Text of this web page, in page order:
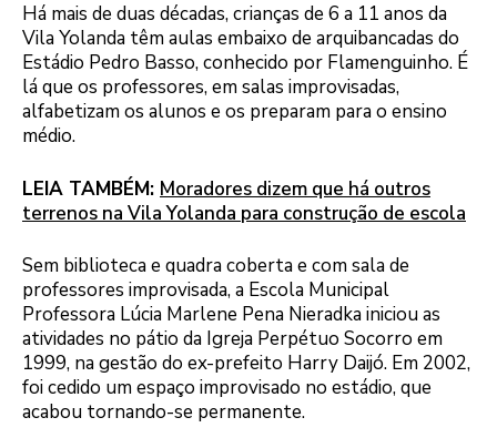
Há mais de duas décadas, crianças de 6 a 11 anos da
Vila Yolanda têm aulas embaixo de arquibancadas do
Estádio Pedro Basso, conhecido por Flamenguinho. É
lá que os professores, em salas improvisadas,
alfabetizam os alunos e os preparam para o ensino
médio.
LEIA TAMBÉM: Moradores dizem que há outros
terrenos na Vila Yolanda para construção de escola
Sem biblioteca e quadra coberta e com sala de
professores improvisada, a Escola Municipal
Professora Lúcia Marlene Pena Nieradka iniciou as
atividades no pátio da Igreja Perpétuo Socorro em
1999, na gestão do ex-prefeito Harry Daijó. Em 2002,
foi cedido um espaço improvisado no estádio, que
acabou tornando-se permanente.